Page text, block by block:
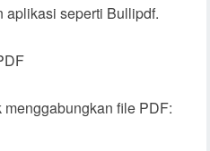
aplikasi seperti Bullipdf.
file PDF: